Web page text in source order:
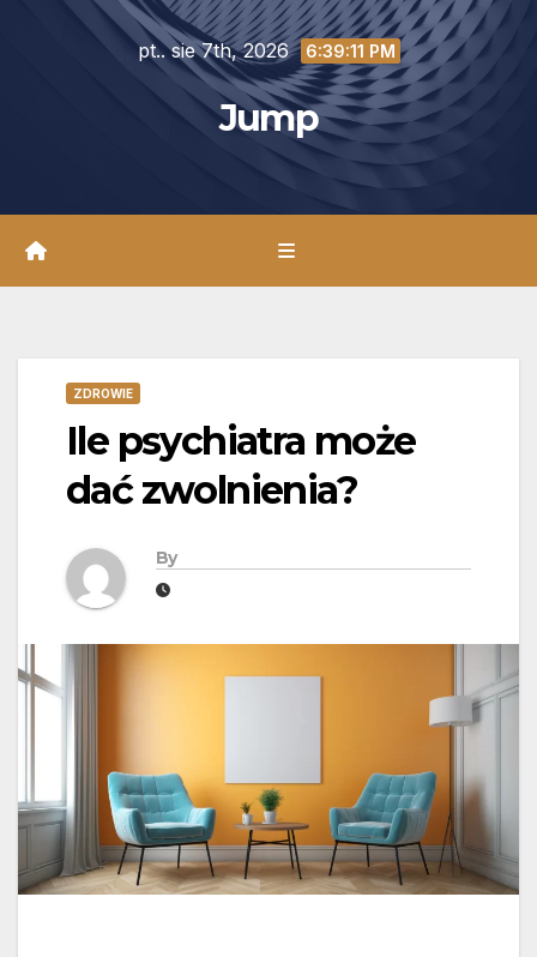
pt.. sie 7th, 2026 6:39:13 PM
Jump
ZDROWIE
Ile psychiatra może
dać zwolnienia?
By